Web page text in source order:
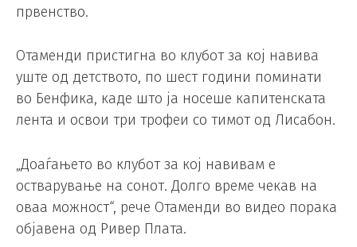
првенство.
Отаменди пристигна во клубот за кој навива
уште од детството, по шест години поминати
во Бенфика, каде што ја носеше капитенската
лента и освои три трофеи со тимот од Лисабон.
„Доаѓањето во клубот за кој навивам е
остварување на сонот. Долго време чекав на
оваа можност“, рече Отаменди во видео порака
објавена од Ривер Плата.